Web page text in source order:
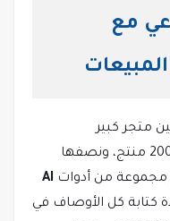
مع
متجر كبير
للإلكترونيات. كان لديهم أكثر من 2000 منتج، ونصفها
مجموعة من أدوات AI
كتابة كل الأوصاف في